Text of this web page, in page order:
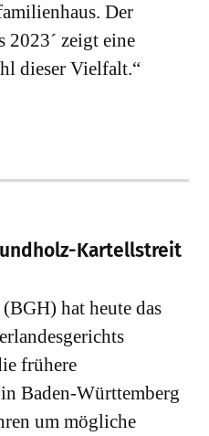
Der
2023´ zeigt eine
dieser Vielfalt.“
Kartellstreit
hat heute das
frühere
Baden-Württemberg
um mögliche